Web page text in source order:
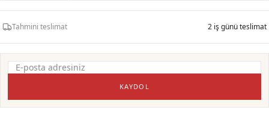
Tahmini teslimat 2 iş günü teslimat
KAYDOL